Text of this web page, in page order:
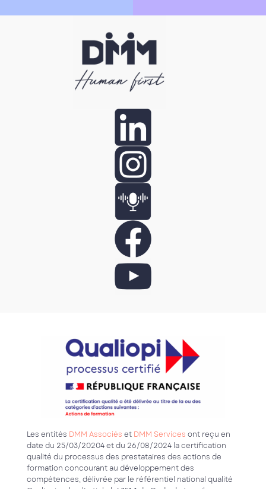
Les entités DMM Associés et DMM Services ont reçu en
date du 25/03/20204 et du 26/08/2024 la certification
qualité du processus des prestataires des actions de
formation concourant au développement des
compétences, délivrée par le référentiel national qualité